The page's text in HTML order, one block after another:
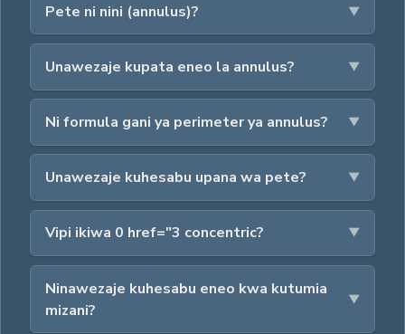
Pete ni nini (annulus)?
Unawezaje kupata eneo la annulus?
Ni formula gani ya perimeter ya annulus?
Unawezaje kuhesabu upana wa pete?
Vipi ikiwa 0 href="3 concentric?
Ninawezaje kuhesabu eneo kwa kutumia
mizani?